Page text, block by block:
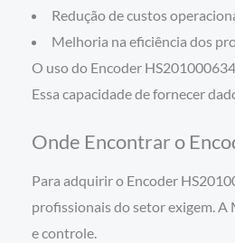
Redução de custos
Melhoria na eficiência dos
O uso do Encoder
Essa capacidade de fornecer
Onde Encontrar o
Para adquirir o Encoder
profissionais do setor exigem. A
e controle.